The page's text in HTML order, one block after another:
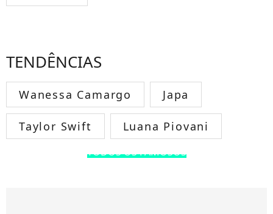
TENDÊNCIAS
Wanessa Camargo Japa
Taylor Swift Luana Piovani
TODOS OS FAMOSOS